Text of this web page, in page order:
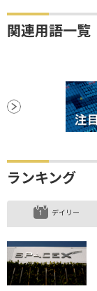
関連用語一覧
ランキング
デイリー